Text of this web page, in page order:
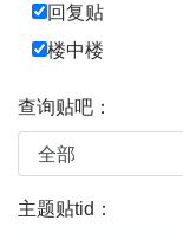
回复贴
楼中楼
查询贴吧：
主题贴tid：